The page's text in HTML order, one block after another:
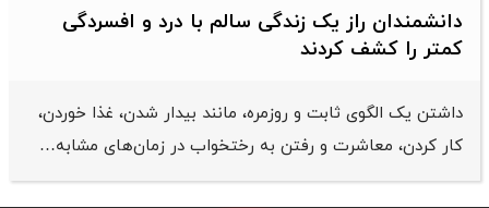
دانشمندان راز یک زندگی سالم با درد و افسردگی
کمتر را کشف کردند
داشتن یک الگوی ثابت و روزمره، مانند بیدار شدن، غذا خوردن،
کار کردن، معاشرت و رفتن به رختخواب در زمان‌های مشابه…